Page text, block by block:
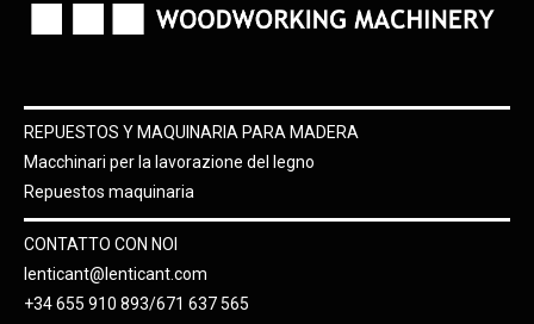
REPUESTOS Y MAQUINARIA PARA MADERA
Macchinari per la lavorazione del legno
Repuestos maquinaria
CONTATTO CON NOI
lenticant@lenticant.com
+34 655 910 893/671 637 565